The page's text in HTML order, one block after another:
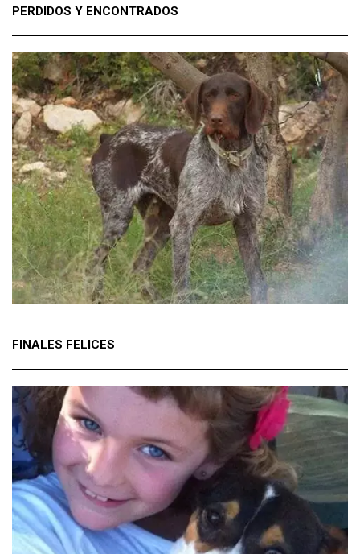
PERDIDOS Y ENCONTRADOS
FINALES FELICES